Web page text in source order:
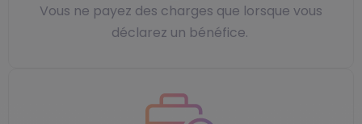
Vous ne payez des charges que lorsque vous
déclarez un bénéfice.